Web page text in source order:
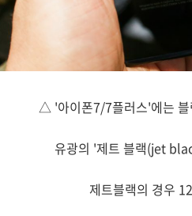
△ '아이폰7/7플러스'에는 블
유광의 '제트 블랙(jet
제트블랙의 경우